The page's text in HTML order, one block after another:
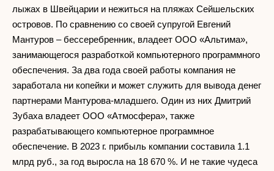
лыжах в Швейцарии и нежиться на пляжах Сейшельских
островов. По сравнению со своей супругой Евгений
Мантуров – бессеребренник, владеет ООО «Альтима»,
занимающегося разработкой компьютерного программного
обеспечения. За два года своей работы компания не
заработала ни копейки и может служить для вывода денег
партнерами Мантурова-младшего. Один из них Дмитрий
Зубаха владеет ООО «Атмосфера», также
разрабатывающего компьютерное программное
обеспечение. В 2023 г. прибыль компании составила 1.1
млрд руб., за год выросла на 18 670 %. И не такие чудеса